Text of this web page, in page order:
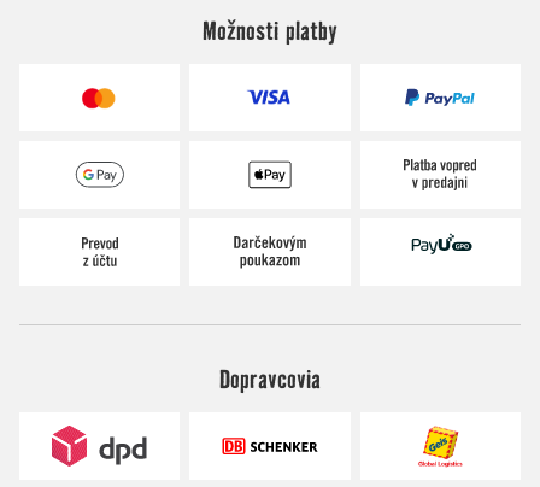
Možnosti platby
Dopravcovia